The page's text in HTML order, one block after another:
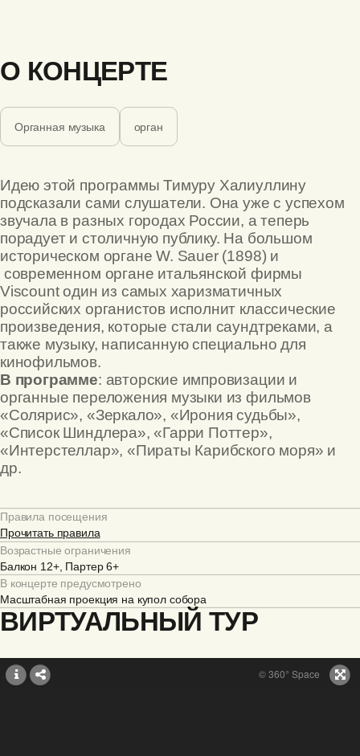
О КОНЦЕРТЕ
Органная музыка орган
Идею этой программы Тимуру Халиуллину
подсказали сами слушатели. Она уже с успехом
звучала в разных городах России, а теперь
порадует и столичную публику. На большом
историческом органе W. Sauer (1898) и
современном органе итальянской фирмы
Viscount один из самых харизматичных
российских органистов исполнит классические
произведения, которые стали саундтреками, а
также музыку, написанную специально для
кинофильмов.
В программе: авторские импровизации и
органные переложения музыки из фильмов
«Солярис», «Зеркало», «Ирония судьбы»,
«Список Шиндлера», «Гарри Поттер»,
«Интерстеллар», «Пираты Карибского моря» и
др.
Правила посещения
Прочитать правила
Возрастные ограничения
Балкон 12+, Партер 6+
В концерте предусмотрено
Масштабная проекция на купол собора
ВИРТУАЛЬНЫЙ ТУР